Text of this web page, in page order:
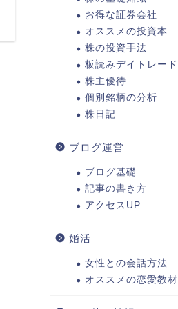
お得な証券会社
オススメの投資本
株の投資手法
板読みデイトレード
株主優待
個別銘柄の分析
株日記
ブログ運営
ブログ基礎
記事の書き方
アクセスUP
婚活
女性との会話方法
オススメの恋愛教材